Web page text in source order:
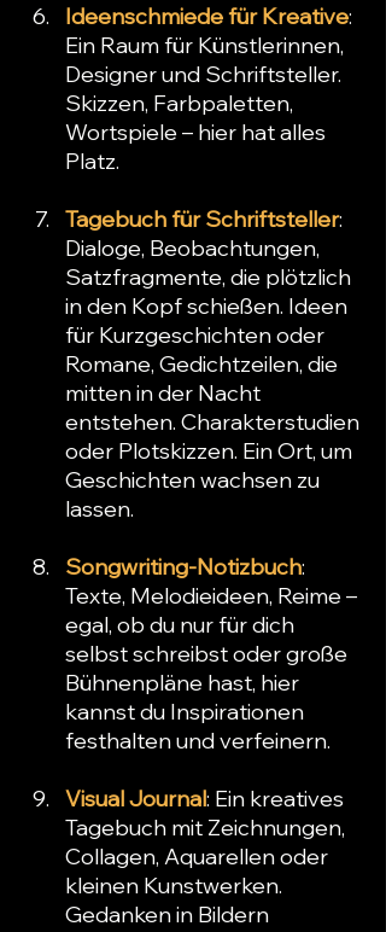
Ideenschmiede für Kreative:
Ein Raum für Künstlerinnen,
Designer und Schriftsteller.
Skizzen, Farbpaletten,
Wortspiele – hier hat alles
Platz.
Tagebuch für Schriftsteller:
Dialoge, Beobachtungen,
Satzfragmente, die plötzlich
in den Kopf schießen. Ideen
für Kurzgeschichten oder
Romane, Gedichtzeilen, die
mitten in der Nacht
entstehen. Charakterstudien
oder Plotskizzen. Ein Ort, um
Geschichten wachsen zu
lassen.
Songwriting-Notizbuch:
Texte, Melodieideen, Reime –
egal, ob du nur für dich
selbst schreibst oder große
Bühnenpläne hast, hier
kannst du Inspirationen
festhalten und verfeinern.
Visual Journal: Ein kreatives
Tagebuch mit Zeichnungen,
Collagen, Aquarellen oder
kleinen Kunstwerken.
Gedanken in Bildern